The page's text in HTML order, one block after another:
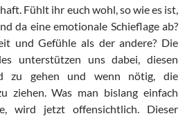
Fühlt ihr euch wohl, so wie es ist,
da eine emotionale Schieflage ab?
und Gefühle als der andere? Die
unterstützen uns dabei, diesen
zu gehen und wenn nötig, die
ziehen. Was man bislang einfach
wird jetzt offensichtlich. Dieser